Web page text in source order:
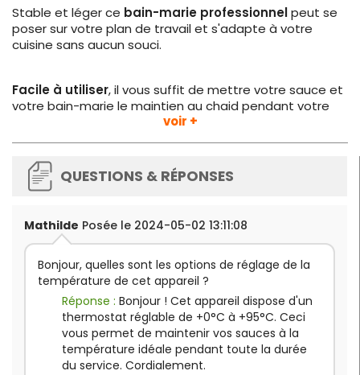
Stable et léger ce bain-marie professionnelpeut se
poser sur votre plan de travail et s'adapte à votre
cuisine sans aucun souci.
Facile à utiliser, il vous suffit de mettre votre sauce et
votre bain-marie le maintien au chaid pendant votre
Plus d'informations :
Dimensions: L 505 x P 280 x H 320 mm
Dimensions de la cuve :L 560 x P 400 x H 350 mm
Puissance
: 0,40 kW
Alimentation :230 V
Poids: 7,9 kg
voir +
QUESTIONS & RÉPONSES
Mathilde Posée le 2024-05-02 13:11:08
Bonjour, quelles sont les options de réglage de la
température de cet appareil ?
Réponse : Bonjour ! Cet appareil dispose d'un
thermostat réglable de +0°C à +95°C. Ceci
vous permet de maintenir vos sauces à la
température idéale pendant toute la durée
du service. Cordialement.